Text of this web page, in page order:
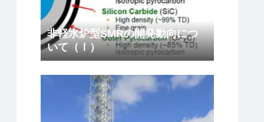
非軽水炉型SMRの開発動向につ
いて（Ⅰ）